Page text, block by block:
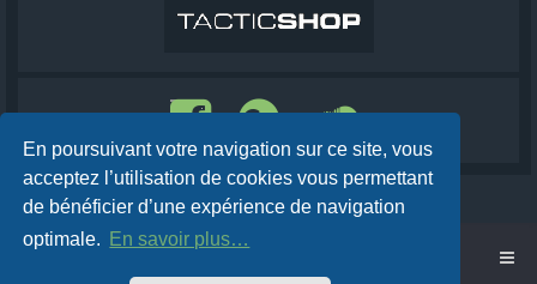
En poursuivant votre navigation sur ce site, vous
acceptez l’utilisation de cookies vous permettant
de bénéficier d’une expérience de navigation
optimale.
En savoir plus…